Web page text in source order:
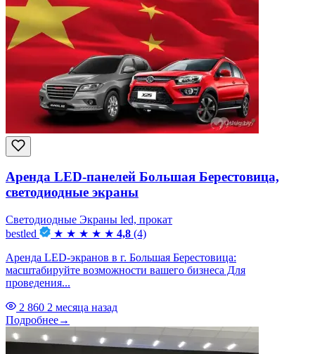
Аренда LED-панелей Большая Берестовица,
светодиодные экраны
Светодиодные Экраны led, прокат
bestled
★ ★ ★ ★ ★ 4,8 (4)
Аренда LED-экранов в г. Большая Берестовица:
масштабируйте возможности вашего бизнеса Для
проведения...
2 860 2 месяца назад
Подробнее→